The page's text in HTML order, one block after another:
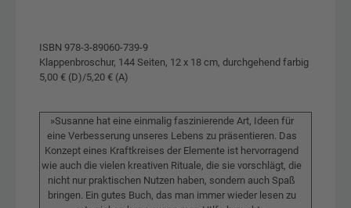
ISBN 978-3-89060-739-9
Klappenbroschur, 144 Seiten, 12 x 18 cm, durchgehend farbig
5,00 € (D)/5,20 € (A)
»Susanne hat eine einmalig faszinierende Art, Ideen für
eine Verbesserung unseres Lebens zu präsentieren. Das
Konzept eines Kraftkreises der Elemente ist hervorragend
wie auch die vielen kreativen Rituale, die sie vorschlägt, die
nicht nur praktischen Nutzen haben, sondern auch Spaß
bringen. Ein gutes Buch, das man immer wieder lesen zu